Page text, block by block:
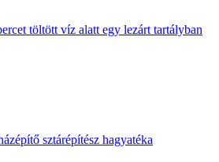
töltött víz alatt egy lezárt tartályban
sztárépítész hagyatéka